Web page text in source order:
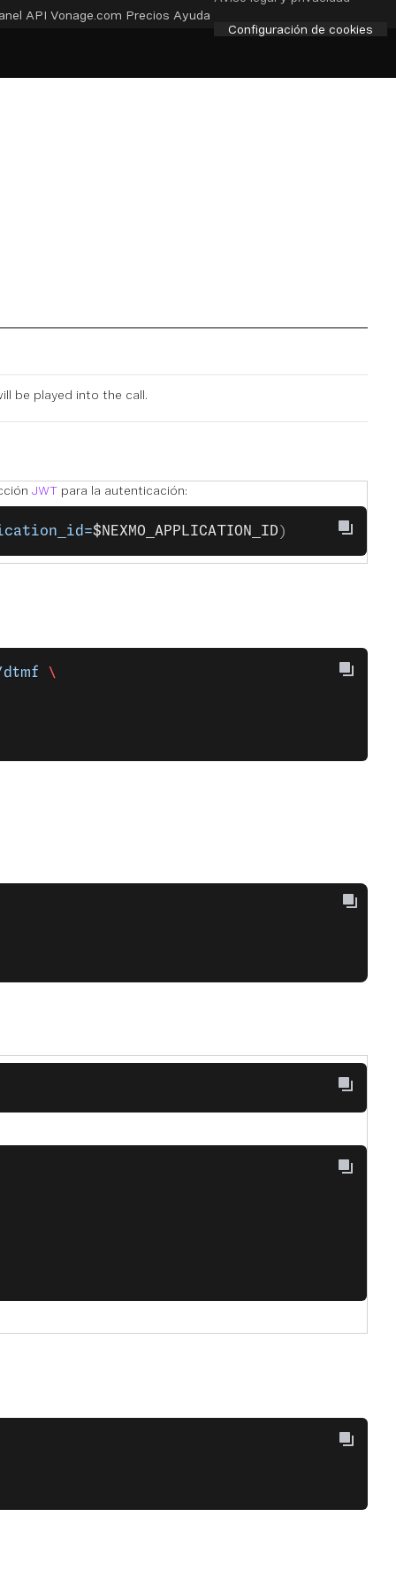
API Vonage.com Precios Ayuda
Configuración de cookies
be played into the call.
JWT para la autenticación:
$NEXMO_APPLICATION_ID )
\